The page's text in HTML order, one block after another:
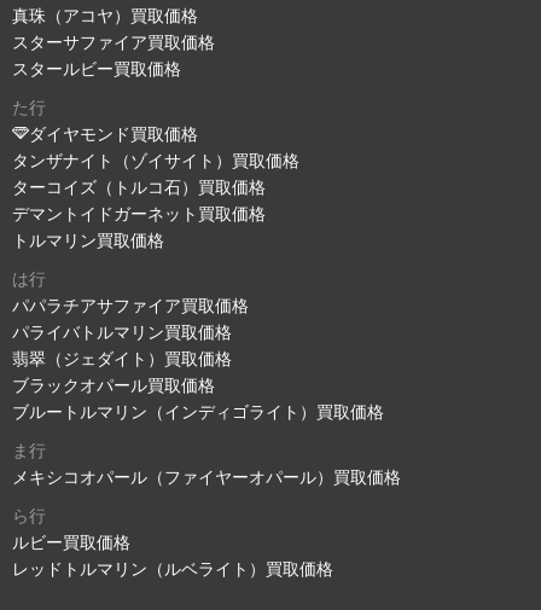
真珠（アコヤ）買取価格
スターサファイア買取価格
スタールビー買取価格
た行
ダイヤモンド買取価格
タンザナイト（ゾイサイト）買取価格
ターコイズ（トルコ石）買取価格
デマントイドガーネット買取価格
トルマリン買取価格
は行
パパラチアサファイア買取価格
パライバトルマリン買取価格
翡翠（ジェダイト）買取価格
ブラックオパール買取価格
ブルートルマリン（インディゴライト）買取価格
ま行
メキシコオパール（ファイヤーオパール）買取価格
ら行
ルビー買取価格
レッドトルマリン（ルベライト）買取価格